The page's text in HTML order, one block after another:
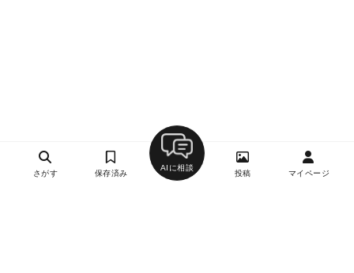
さがす 保存済み
AIに相談
投稿 マイページ